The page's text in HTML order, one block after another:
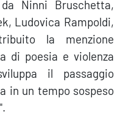
Ninni Bruschetta,
Ludovica Rampoldi,
la menzione
di poesia e violenza
il passaggio
in un tempo sospeso